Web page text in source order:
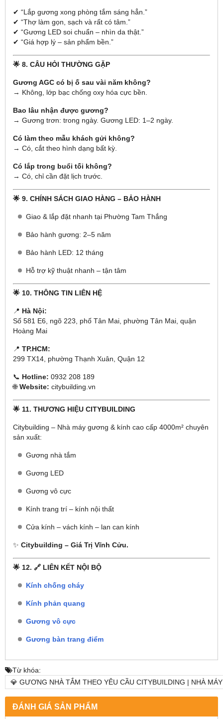
✔ “Lắp gương xong phòng tắm sáng hẳn.”
✔ “Thợ làm gọn, sạch và rất có tâm.”
✔ “Gương LED soi chuẩn – nhìn da thật.”
✔ “Giá hợp lý – sản phẩm bền.”
🌟 8. CÂU HỎI THƯỜNG GẶP
Gương AGC có bị ố sau vài năm không?
→ Không, lớp bạc chống oxy hóa cực bền.
Bao lâu nhận được gương?
→ Gương trơn: trong ngày. Gương LED: 1–2 ngày.
Có làm theo mẫu khách gửi không?
→ Có, cắt theo hình dạng bất kỳ.
Có lắp trong buổi tối không?
→ Có, chỉ cần đặt lịch trước.
🌟 9. CHÍNH SÁCH GIAO HÀNG – BẢO HÀNH
Giao & lắp đặt nhanh tại Phường Tam Thắng
Bảo hành gương: 2–5 năm
Bảo hành LED: 12 tháng
Hỗ trợ kỹ thuật nhanh – tận tâm
🌟 10. THÔNG TIN LIÊN HỆ
📍 Hà Nội:
Số 581 E6, ngõ 223, phố Tân Mai, phường Tân Mai, quận
Hoàng Mai
📍 TP.HCM:
299 TX14, phường Thạnh Xuân, Quận 12
📞 Hotline: 0932 208 189
🌐Website: citybuilding.vn
🌟 11. THƯƠNG HIỆU CITYBUILDING
Citybuilding – Nhà máy gương & kính cao cấp 4000m² chuyên
sản xuất:
Gương nhà tắm
Gương LED
Gương vô cực
Kính trang trí – kính nội thất
Cửa kính – vách kính – lan can kính
✨ Citybuilding – Giá Trị Vĩnh Cửu.
🌟 12. 🔗 LIÊN KẾT NỘI BỘ
Kính chống cháy
Kính phản quang
Gương vô cực
Gương bàn trang điểm
Từ khóa:
💎 GƯƠNG NHÀ TẮM THEO YÊU CẦU CITYBUILDING | NHÀ
ĐÁNH GIÁ SẢN PHẨM